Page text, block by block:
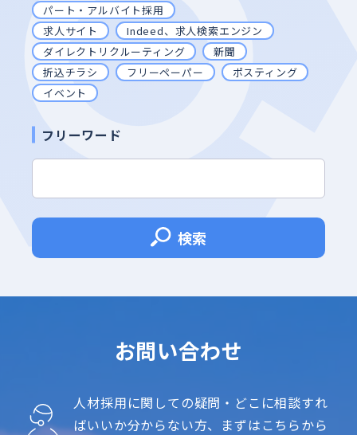
パート・アルバイト採用
求人サイト
Indeed、求人検索エンジン
ダイレクトリクルーティング
新聞
折込チラシ
フリーペーパー
ポスティング
イベント
フリーワード
検索
お問い合わせ
人材採用に関しての疑問・どこに相談すれ
ばいいか分からない方、
まずはこちらから